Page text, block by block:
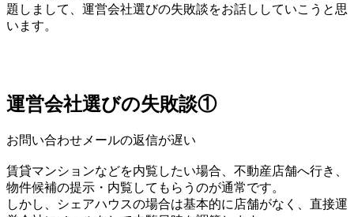
題しまして、運営会社選びの失敗談をお話ししていこうと思
います。
運営会社選びの失敗談①
お問い合わせメールの返信が遅い
賃貸マンションなどを内覧したい場合、不動産店舗へ行き、
物件候補の提示・内覧してもらうのが通常です。
しかし、シェアハウスの場合は基本的に店舗がなく、直接運